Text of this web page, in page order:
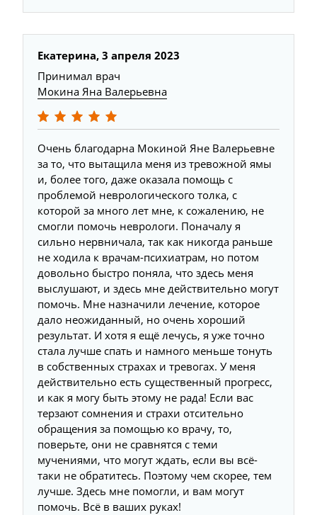
Екатерина, 3 апреля 2023
Принимал врач
Мокина Яна Валерьевна
Очень благодарна Мокиной Яне Валерьевне
за то, что вытащила меня из тревожной ямы
и, более того, даже оказала помощь с
проблемой неврологического толка, с
которой за много лет мне, к сожалению, не
смогли помочь неврологи. Поначалу я
сильно нервничала, так как никогда раньше
не ходила к врачам-психиатрам, но потом
довольно быстро поняла, что здесь меня
выслушают, и здесь мне действительно могут
помочь. Мне назначили лечение, которое
дало неожиданный, но очень хороший
результат. И хотя я ещё лечусь, я уже точно
стала лучше спать и намного меньше тонуть
в собственных страхах и тревогах. У меня
действительно есть существенный прогресс,
и как я могу быть этому не рада! Если вас
терзают сомнения и страхи отсительно
обращения за помощью ко врачу, то,
поверьте, они не сравнятся с теми
мучениями, что могут ждать, если вы всё-
таки не обратитесь. Поэтому чем скорее, тем
лучше. Здесь мне помогли, и вам могут
помочь. Всё в ваших руках!